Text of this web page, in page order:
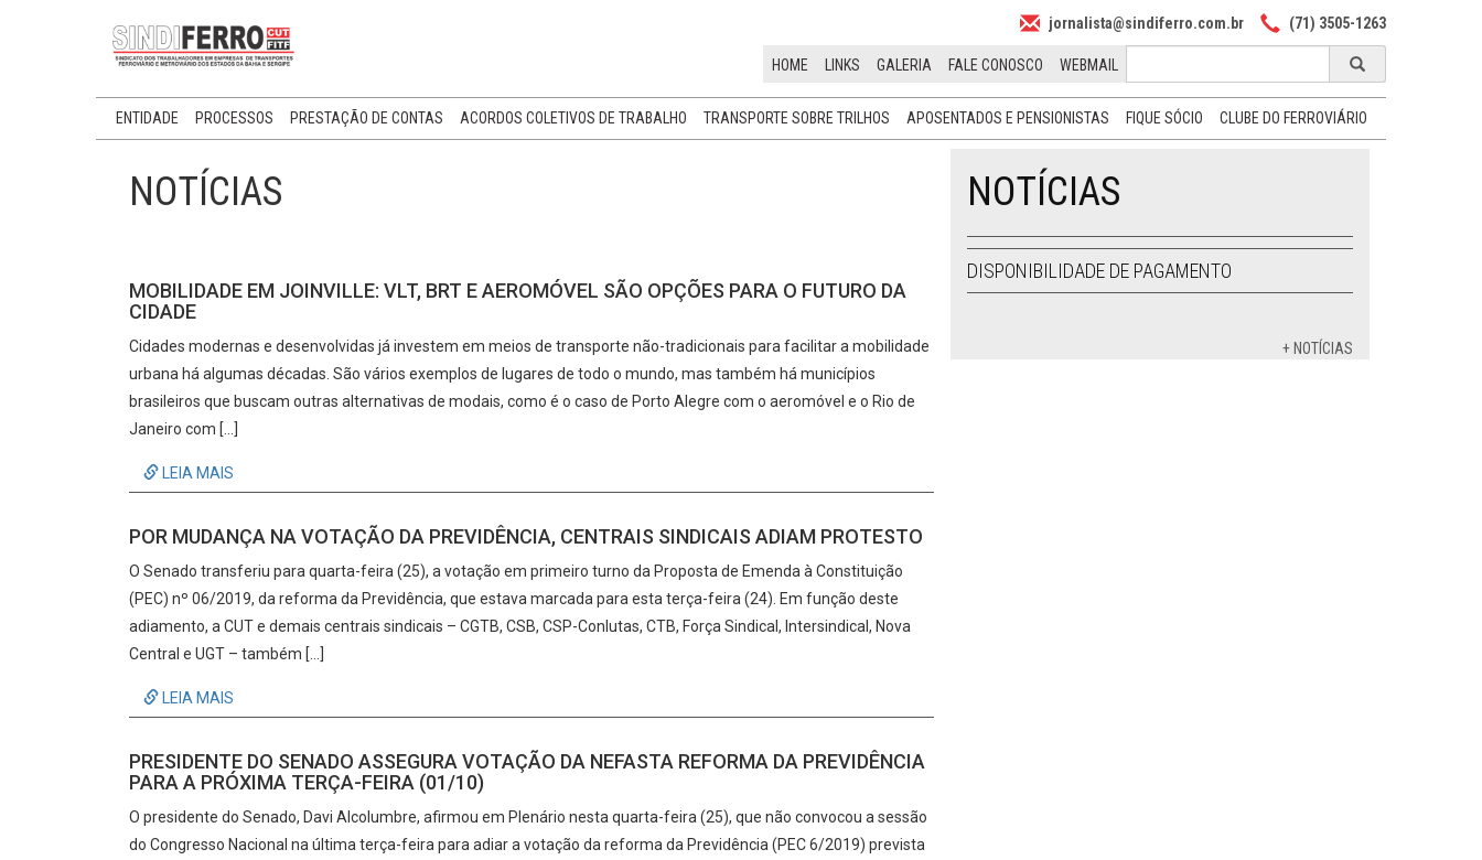
jornalista@sindiferro.com.br (71) 3505-1263
HOME LINKS GALERIA FALE CONOSCO WEBMAIL
ENTIDADE PROCESSOS PRESTAÇÃO DE CONTAS ACORDOS COLETIVOS DE TRABALHO TRANSPORTE SOBRE TRILHOS APOSENTADOS E PENSIONISTAS FIQUE SÓCIO CLUBE DO FERROVIÁRIO
NOTÍCIAS
MOBILIDADE EM JOINVILLE: VLT, BRT E AEROMÓVEL SÃO OPÇÕES PARA O FUTURO DA
CIDADE
Cidades modernas e desenvolvidas já investem em meios de transporte não-tradicionais para facilitar a mobilidade
urbana há algumas décadas. São vários exemplos de lugares de todo o mundo, mas também há municípios
brasileiros que buscam outras alternativas de modais, como é o caso de Porto Alegre com o aeromóvel e o Rio de
Janeiro com […]
LEIA MAIS
POR MUDANÇA NA VOTAÇÃO DA PREVIDÊNCIA, CENTRAIS SINDICAIS ADIAM PROTESTO
O Senado transferiu para quarta-feira (25), a votação em primeiro turno da Proposta de Emenda à Constituição
(PEC) nº 06/2019, da reforma da Previdência, que estava marcada para esta terça-feira (24). Em função deste
adiamento, a CUT e demais centrais sindicais – CGTB, CSB, CSP-Conlutas, CTB, Força Sindical, Intersindical, Nova
Central e UGT – também […]
LEIA MAIS
PRESIDENTE DO SENADO ASSEGURA VOTAÇÃO DA NEFASTA REFORMA DA PREVIDÊNCIA
PARA A PRÓXIMA TERÇA-FEIRA (01/10)
O presidente do Senado, Davi Alcolumbre, afirmou em Plenário nesta quarta-feira (25), que não convocou a sessão
do Congresso Nacional na última terça-feira para adiar a votação da reforma da Previdência (PEC 6/2019) prevista
NOTÍCIAS
DISPONIBILIDADE DE PAGAMENTO
+ NOTÍCIAS